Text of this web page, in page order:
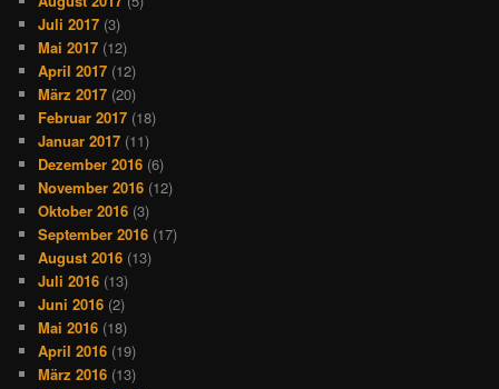
Juli 2017 (3)
Mai 2017 (12)
April 2017 (12)
März 2017 (20)
Februar 2017 (18)
Januar 2017 (11)
Dezember 2016 (6)
November 2016 (12)
Oktober 2016 (3)
September 2016 (17)
August 2016 (13)
Juli 2016 (13)
Juni 2016 (2)
Mai 2016 (18)
April 2016 (19)
März 2016 (13)